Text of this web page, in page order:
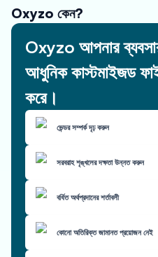
Oxyzo কেন?
Oxyzo আপনার
আধুনিক কাস্টমাইজড
করে।
ভেন্ডর সম্পর্ক দৃঢ় করুন
সরবরাহ শৃঙ্খলের দক্ষতা উন্নত করুন
বর্ধিত অর্থপ্রদানের শর্তাবলী
কোনো অতিরিক্ত জামানত প্রয়োজন নেই